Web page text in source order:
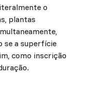
o
plantas
se a superfície
como inscrição